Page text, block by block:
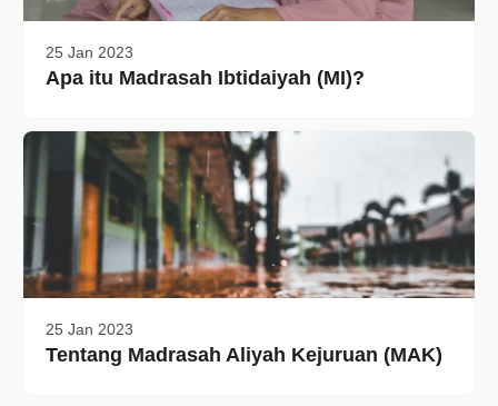
25 Jan 2023
Apa itu Madrasah Ibtidaiyah (MI)?
25 Jan 2023
Tentang Madrasah Aliyah Kejuruan (MAK)